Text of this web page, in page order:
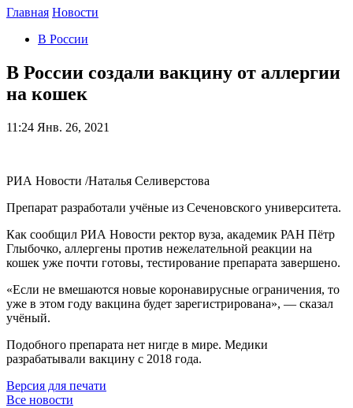
Главная Новости
В России
В России создали вакцину от аллергии
на кошек
11:24 Янв. 26, 2021
РИА Новости /Наталья Селиверстова
Препарат разработали учёные из Сеченовского университета.
Как сообщил РИА Новости ректор вуза, академик РАН Пётр
Глыбочко, аллергены против нежелательной реакции на
кошек уже почти готовы, тестирование препарата завершено.
«Если не вмешаются новые коронавирусные ограничения, то
уже в этом году вакцина будет зарегистрирована», — сказал
учёный.
Подобного препарата нет нигде в мире. Медики
разрабатывали вакцину с 2018 года.
Версия для печати
Все новости